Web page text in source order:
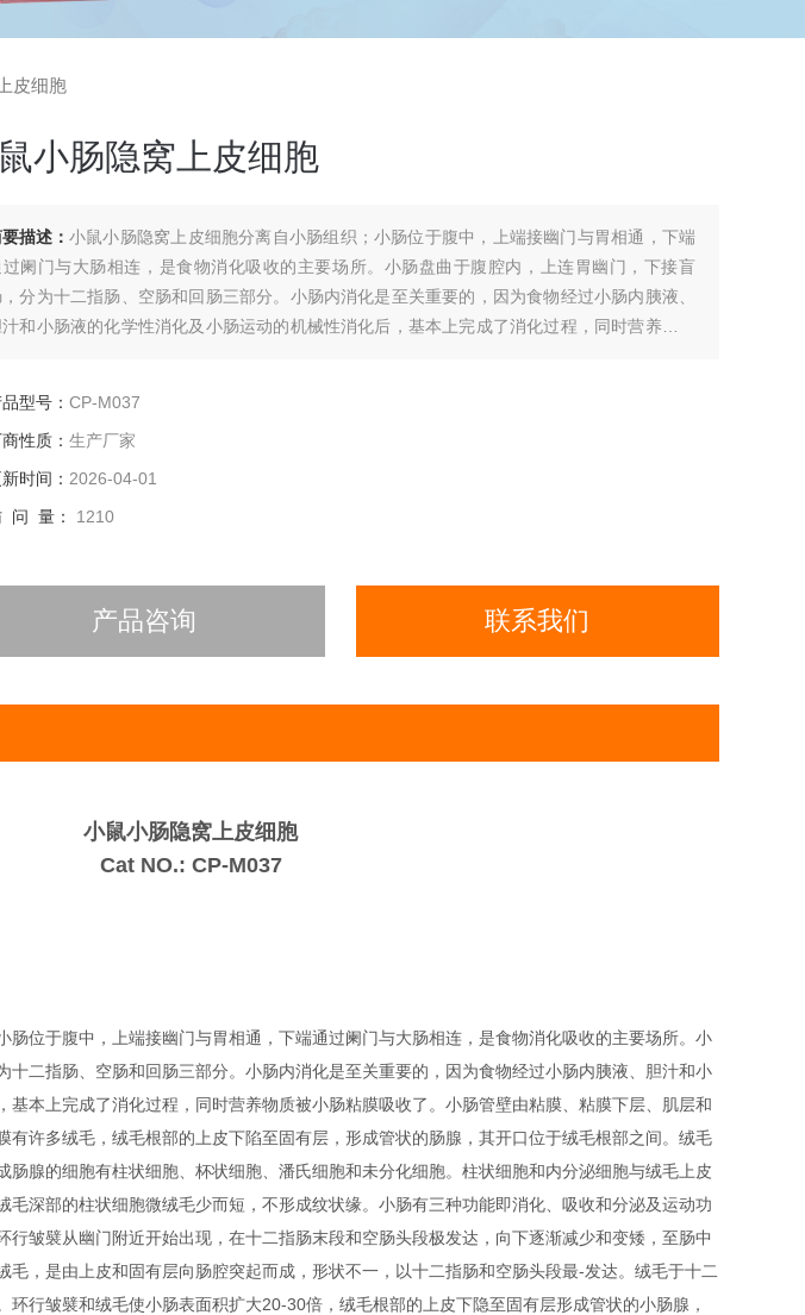
皮细胞
小肠隐窝上皮细胞
描述： 小鼠小肠隐窝上皮细胞分离自小肠组织；小肠位于腹中，上端接幽门与胃相通，下端
阑门与大肠相连，是食物消化吸收的主要场所。小肠盘曲于腹腔内，上连胃幽门，下接盲
，分为十二指肠、空肠和回肠三部分。小肠内消化是至关重要的，因为食物经过小肠内胰液、
汁和小肠液的化学性消化及小肠运动的机械性消化后，基本上完成了消化过程，同时营养物质
型号： CP-M037
性质： 生产厂家
时间： 2026-04-01
问 量： 1210
产品咨询 联系我们
小鼠小肠隐窝上皮细胞
Cat NO.: CP-M037
肠位于腹中，上端接幽门与胃相通，下端通过阑门与大肠相连，是食物消化吸收的主要场所。小
十二指肠、空肠和回肠三部分。小肠内消化是至关重要的，因为食物经过小肠内胰液、胆汁和小
基本上完成了消化过程，同时营养物质被小肠粘膜吸收了。小肠管壁由粘膜、粘膜下层、肌层和
有许多绒毛，绒毛根部的上皮下陷至固有层，形成管状的肠腺，其开口位于绒毛根部之间。绒毛
肠腺的细胞有柱状细胞、杯状细胞、潘氏细胞和未分化细胞。柱状细胞和内分泌细胞与绒毛上皮
毛深部的柱状细胞微绒毛少而短，不形成纹状缘。小肠有三种功能即消化、吸收和分泌及运动功
皱襞从幽门附近开始出现，在十二指肠末段和空肠头段极发达，向下逐渐减少和变矮，至肠中
毛，是由上皮和固有层向肠腔突起而成，形状不一，以十二指肠和空肠头段最-发达。绒毛于十二
行皱襞和绒毛使小肠表面积扩大20-30倍，绒毛根部的上皮下隐至固有层形成管状的小肠腺，